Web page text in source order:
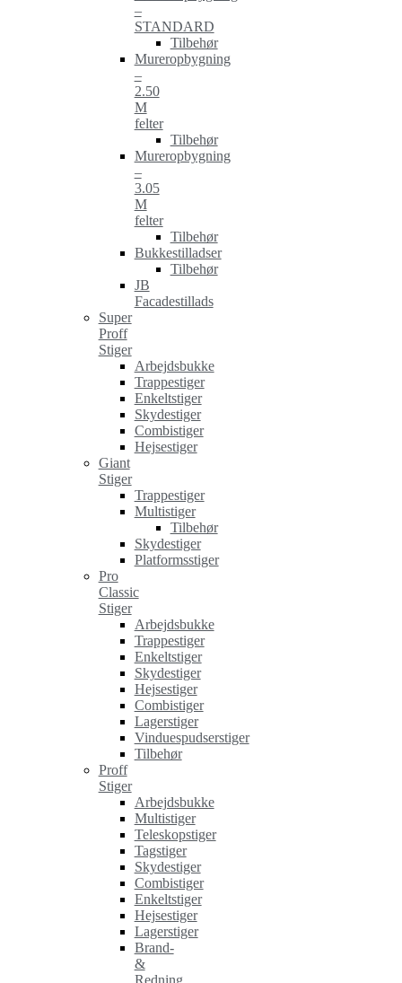
–
STANDARD
Tilbehør
Mureropbygning
–
2.50
M
felter
Tilbehør
Mureropbygning
–
3.05
M
felter
Tilbehør
Bukkestilladser
Tilbehør
JB
Facadestillads
Super
Proff
Stiger
Arbejdsbukke
Trappestiger
Enkeltstiger
Skydestiger
Combistiger
Hejsestiger
Giant
Stiger
Trappestiger
Multistiger
Tilbehør
Skydestiger
Platformsstiger
Pro
Classic
Stiger
Arbejdsbukke
Trappestiger
Enkeltstiger
Skydestiger
Hejsestiger
Combistiger
Lagerstiger
Vinduespudserstiger
Tilbehør
Proff
Stiger
Arbejdsbukke
Multistiger
Teleskopstiger
Tagstiger
Skydestiger
Combistiger
Enkeltstiger
Hejsestiger
Lagerstiger
Brand-
&